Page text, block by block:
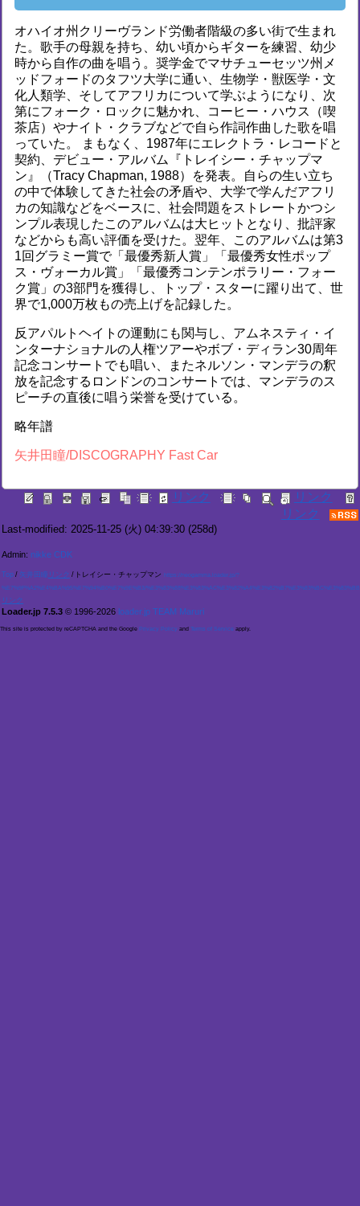
オハイオ州クリーヴランド労働者階級の多い街で生まれ
た。歌手の母親を持ち、幼い頃からギターを練習、幼少
時から自作の曲を唱う。奨学金でマサチューセッツ州メ
ッドフォードのタフツ大学に通い、生物学・獣医学・文
化人類学、そしてアフリカについて学ぶようになり、次
第にフォーク・ロックに魅かれ、コーヒー・ハウス（喫
茶店）やナイト・クラブなどで自ら作詞作曲した歌を唱
っていた。 まもなく、1987年にエレクトラ・レコードと
契約、デビュー・アルバム『トレイシー・チャップマ
ン』（Tracy Chapman, 1988）を発表。自らの生い立ち
の中で体験してきた社会の矛盾や、大学で学んだアフリ
カの知識などをベースに、社会問題をストレートかつシ
ンプル表現したこのアルバムは大ヒットとなり、批評家
などからも高い評価を受けた。翌年、このアルバムは第3
1回グラミー賞で「最優秀新人賞」「最優秀女性ポップ
ス・ヴォーカル賞」「最優秀コンテンポラリー・フォー
ク賞」の3部門を獲得し、トップ・スターに躍り出て、世
界で1,000万枚もの売上げを記録した。
反アパルトヘイトの運動にも関与し、アムネスティ・イ
ンターナショナルの人権ツアーやボブ・ディラン30周年
記念コンサートでも唱い、またネルソン・マンデラの釈
放を記念するロンドンのコンサートでは、マンデラのス
ピーチの直後に唱う栄誉を受けている。
略年譜
矢井田瞳/DISCOGRAPHY Fast Car
Last-modified: 2025-11-25 (火) 04:39:30 (258d)
Admin: nikke CDK
Top / 矢井田瞳 / トレイシー・チャップマン https://neogamma.loader.jp/?
%E7%9F%A2%E4%BA%95%E7%94%B0%E7%9E%B3/
Loader.jp 7.5.3 © 1996-2026 loader.jp TEAM Maruri
This site is protected by reCAPTCHA and the Google Privacy Policy and Terms of Service apply.